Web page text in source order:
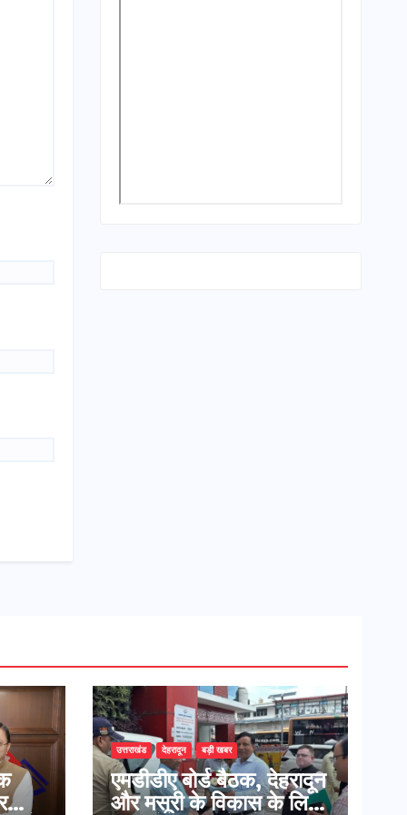
उत्तराखंड देहरादून बड़ी खबर
एमडीडीए बोर्ड बैठक, देहरादून
और मसूरी के विकास के लिए